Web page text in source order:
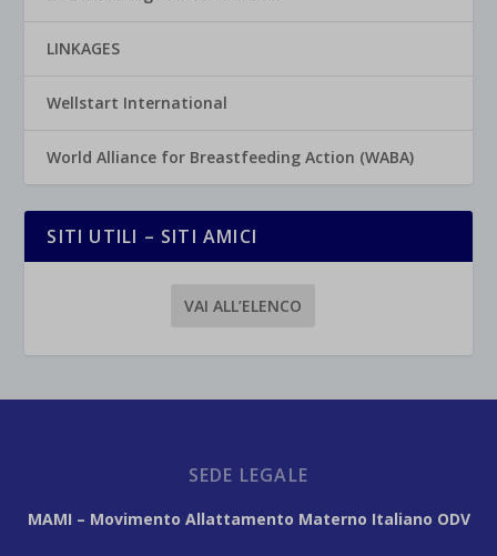
LINKAGES
Wellstart International
World Alliance for Breastfeeding Action (WABA)
SITI UTILI – SITI AMICI
VAI ALL’ELENCO
SEDE LEGALE
MAMI – Movimento Allattamento Materno Italiano ODV